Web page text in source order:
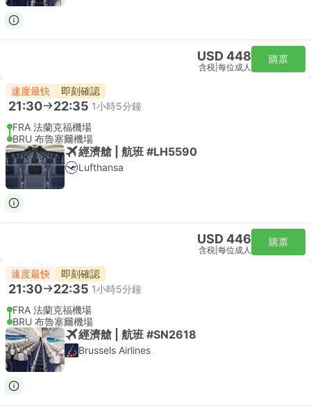
USD 448
含税 每位成人
購票
速度最快 即刻確認
21:30 22:35 1小時5分鐘
FRA 法蘭克福機場
BRU 布魯塞爾機場
經濟艙 | 航班 #LH5590
Lufthansa
USD 446
含税 每位成人
購票
速度最快 即刻確認
21:30 22:35 1小時5分鐘
FRA 法蘭克福機場
BRU 布魯塞爾機場
經濟艙 | 航班 #SN2618
Brussels Airlines